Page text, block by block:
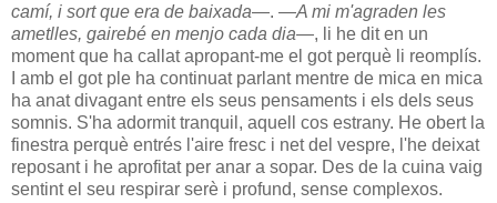
camí, i sort que era de baixada—. —A mi m'agraden les
ametlles, gairebé en menjo cada dia—, li he dit en un
moment que ha callat apropant-me el got perquè li reomplís.
I amb el got ple ha continuat parlant mentre de mica en mica
ha anat divagant entre els seus pensaments i els dels seus
somnis. S'ha adormit tranquil, aquell cos estrany. He obert la
finestra perquè entrés l'aire fresc i net del vespre, l'he deixat
reposant i he aprofitat per anar a sopar. Des de la cuina vaig
sentint el seu respirar serè i profund, sense complexos.